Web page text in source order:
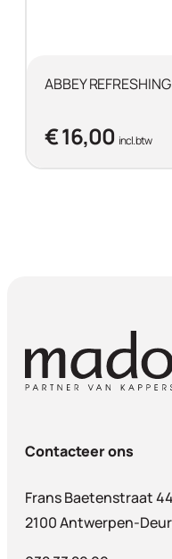
ABBEY
€ 16,00 incl. btw
Contacteer ons
Frans Baetenstraat 44
2100 Antwerpen-